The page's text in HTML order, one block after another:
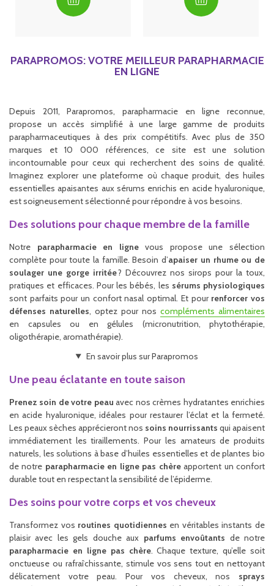
PARAPROMOS: VOTRE MEILLEUR PARAPHARMACIE
EN LIGNE
Depuis 2011, Parapromos, parapharmacie en ligne reconnue,
propose un accès simplifié à une large gamme de produits
parapharmaceutiques à des prix compétitifs. Avec plus de 350
marques et 10 000 références, ce site est une solution
incontournable pour ceux qui recherchent des soins de qualité.
Imaginez explorer une plateforme où chaque produit, des huiles
essentielles apaisantes aux sérums enrichis en acide hyaluronique,
est soigneusement sélectionné pour répondre à vos besoins.
Des solutions pour chaque membre de la famille
Notre parapharmacie en lignevous propose une sélection
complète pour toute la famille. Besoin d’apaiser un rhume ou de
soulager une gorge irritée? Découvrez nos sirops pour la toux,
pratiques et efficaces. Pour les bébés, les sérums physiologiques
sont parfaits pour un confort nasal optimal. Et pour renforcer vos
défenses naturelles, optez pour nos compléments alimentaires
en capsules ou en gélules (micronutrition, phytothérapie,
oligothérapie, aromathérapie).
En savoir plus sur Parapromos
Une peau éclatante en toute saison
Prenez soin de votre peau avec nos crèmes hydratantes enrichies
en acide hyaluronique, idéales pour restaurer l’éclat et la fermeté.
Les peaux sèches apprécieront nos soins nourrissants qui apaisent
immédiatement les tiraillements. Pour les amateurs de produits
naturels, les solutions à base d’huiles essentielles et de plantes bio
de notre parapharmacie en ligne pas chèreapportent un confort
durable tout en respectant la sensibilité de l’épiderme.
Des soins pour votre corps et vos cheveux
Transformez vos routines quotidiennes en véritables instants de
plaisir avec les gels douche aux parfums envoûtants de notre
parapharmacie en ligne pas chère. Chaque texture, qu’elle soit
onctueuse ou rafraîchissante, stimule vos sens tout en nettoyant
délicatement votre peau. Pour vos cheveux, nos sprays